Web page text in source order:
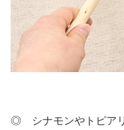
◎ シナモンやトピアリ